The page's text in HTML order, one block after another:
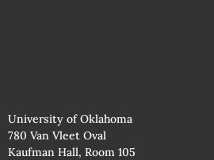
University of Oklahoma
780 Van Vleet Oval
Kaufman Hall, Room 105